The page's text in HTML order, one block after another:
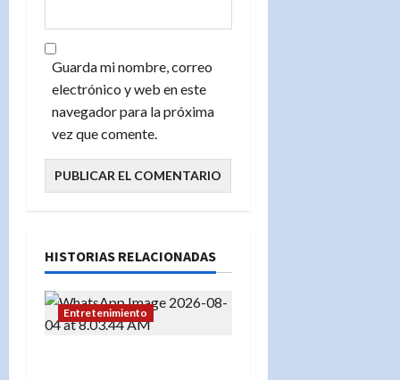
Guarda mi nombre, correo
electrónico y web en este
navegador para la próxima
vez que comente.
HISTORIAS RELACIONADAS
Entretenimiento